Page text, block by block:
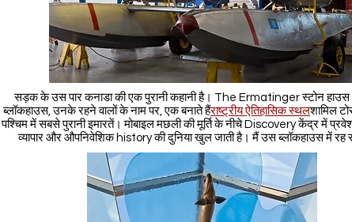
सड़क के उस पार कनाडा की एक पुरानी कहानी है। The Ermatinger स्टोन
ब्लॉकहाउस, उनके रहने वालों के नाम पर, एक बनाते हैंराष्ट्रीय ऐतिहासिक स्थलशामिल
पश्चिम में सबसे पुरानी इमारतें। मोबाइल मछली की मूर्ति के नीचे Discovery केंद्र में
व्यापार और औपनिवेशिक history की दुनिया खुल जाती है। मैं उस ब्लॉकहाउस में रह